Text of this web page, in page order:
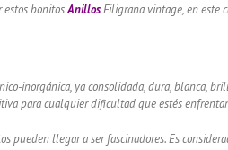
estos bonitosAnillosFiligrana vintage, en este
inorgánica, ya consolidada, dura, blanca,
para cualquier dificultad que estés
pueden llegar a ser fascinadores. Es